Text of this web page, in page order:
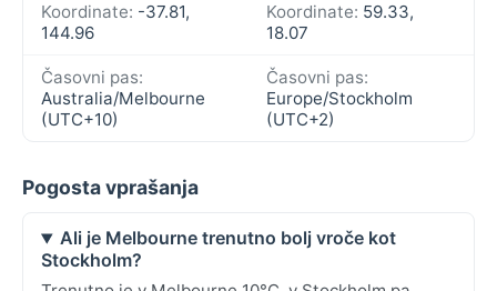
Koordinate: -37.81,
144.96
Koordinate: 59.33,
18.07
Časovni pas:
Australia/Melbourne
(UTC+10)
Časovni pas:
Europe/Stockholm
(UTC+2)
Pogosta vprašanja
Ali je Melbourne trenutno bolj vroče kot
Stockholm?